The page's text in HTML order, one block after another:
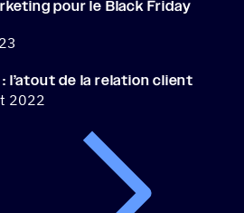
pour le Black Friday
l’atout de la relation client
2022